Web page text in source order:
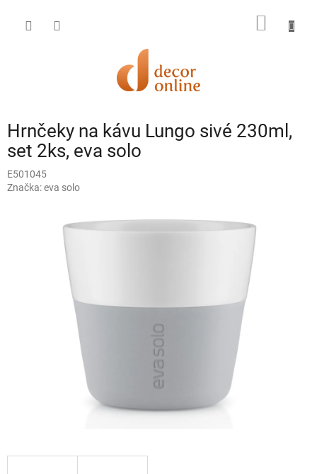
obsah
Hrnčeky na kávu Lungo sivé 230ml,
set 2ks, eva solo
E501045
Značka:eva solo